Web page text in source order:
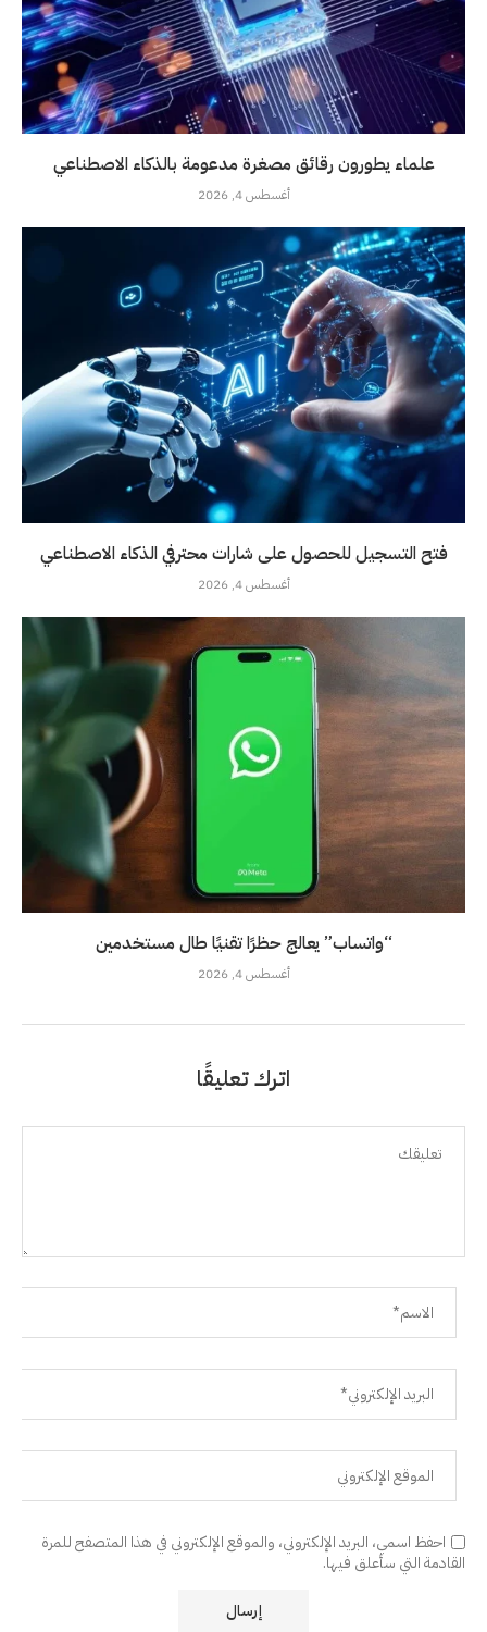
علماء يطورون رقائق مصغرة مدعومة بالذكاء الاصطناعي
أغسطس 4, 2026
فتح التسجيل للحصول على شارات محترفي الذكاء الاصطناعي
أغسطس 4, 2026
“واتساب” يعالج حظرًا تقنيًا طال مستخدمين
أغسطس 4, 2026
اترك تعليقًا
احفظ اسمي، البريد الإلكتروني، والموقع الإلكتروني في هذا المتصفح للمرة
القادمة التي سأعلق فيها.